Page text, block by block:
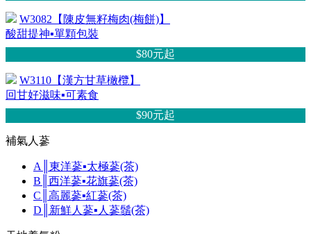
W3082【陳皮無籽梅肉(梅餅)】
酸甜提神▪單顆包裝
$80元起
W3110【漢方甘草橄欖】
回甘好滋味▪可素食
$90元起
補氣人蔘
A║東洋蔘▪太極蔘(茶)
B║西洋蔘▪花旗蔘(茶)
C║高麗蔘▪紅蔘(茶)
D║新鮮人蔘▪人蔘鬚(茶)